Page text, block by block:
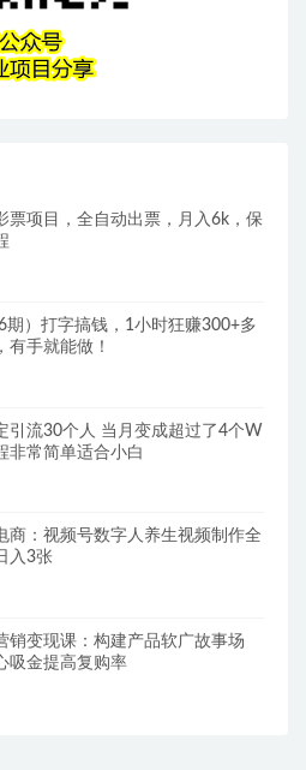
票项目，全自动出票，月入6k，保
期）打字搞钱，1小时狂赚300+多
有手就能做！
引流30个人 当月变成超过了4个W
非常简单适合小白
商：视频号数字人养生视频制作全
入3张
销变现课：构建产品软广故事场
吸金提高复购率